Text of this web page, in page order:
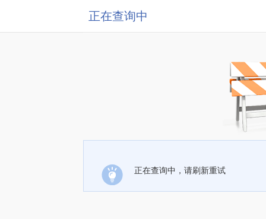
正在查询中
正在查询中，请刷新重试